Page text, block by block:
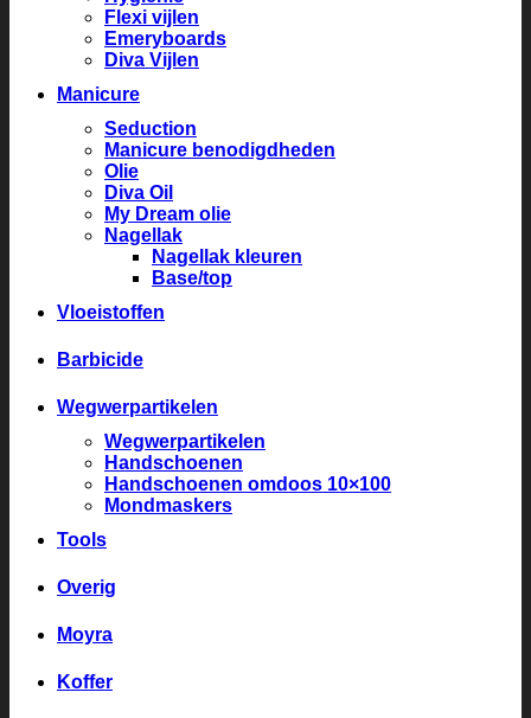
Flexi vijlen
Emeryboards
Diva Vijlen
Manicure
Seduction
Manicure benodigdheden
Olie
Diva Oil
My Dream olie
Nagellak
Nagellak kleuren
Base/top
Vloeistoffen
Barbicide
Wegwerpartikelen
Wegwerpartikelen
Handschoenen
Handschoenen omdoos 10×100
Mondmaskers
Tools
Overig
Moyra
Koffer